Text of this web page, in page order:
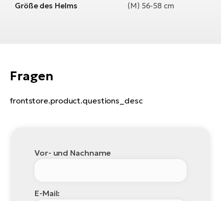
Größe des Helms (M) 56-58 cm
Fragen
frontstore.product.questions_desc
Vor- und Nachname
E-Mail: